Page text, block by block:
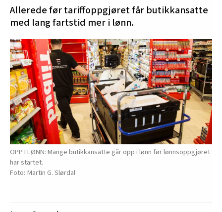
Allerede før tariffoppgjøret får butikkansatte
med lang fartstid mer i lønn.
OPP I LØNN: Mange butikkansatte går opp i lønn før lønnsoppgjøret
har startet.
Martin G. Slørdal